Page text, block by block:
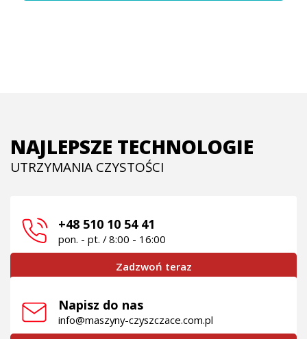
NAJLEPSZE TECHNOLOGIE
UTRZYMANIA CZYSTOŚCI
+48 510 10 54 41
pon. - pt. / 8:00 - 16:00
Zadzwoń teraz
Napisz do nas
info@maszyny-czyszczace.com.pl